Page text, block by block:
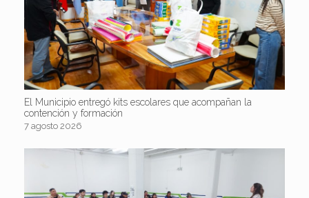
El Municipio entregó kits escolares que acompañan la
contención y formación
7 agosto 2026